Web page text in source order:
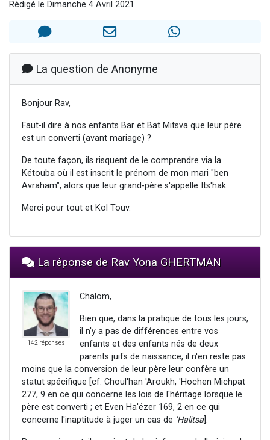
Il reste 49 places pour étudier en groupe sur Zoom
12 nouvelles musiques dans Torah-Box Music
2 personnes viennent de nous rejoindre sur WhatsApp
Rédigé le Dimanche 4 Avril 2021
La question de Anonyme
Bonjour Rav,
Faut-il dire à nos enfants Bar et Bat Mitsva que leur père
est un converti (avant mariage) ?
De toute façon, ils risquent de le comprendre via la
Kétouba où il est inscrit le prénom de mon mari "ben
Avraham", alors que leur grand-père s'appelle Its'hak.
Merci pour tout et Kol Touv.
La réponse de Rav Yona GHERTMAN
142 réponses
Chalom,
Bien que, dans la pratique de tous les jours,
il n'y a pas de différences entre vos
enfants et des enfants nés de deux
parents juifs de naissance, il n'en reste pas
moins que la conversion de leur père leur confère un
statut spécifique [cf. Choul'han 'Aroukh, 'Hochen Michpat
277, 9 en ce qui concerne les lois de l'héritage lorsque le
père est converti ; et Even Ha'ézer 169, 2 en ce qui
concerne l'inaptitude à juger un cas de 'Halitsa].